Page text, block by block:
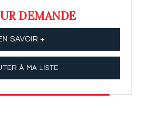
DEMANDE
SAVOIR +
À MA LISTE